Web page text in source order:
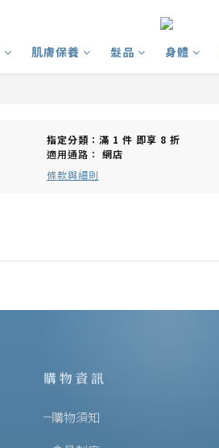
肌膚保養 髮品 身體
指定分類：滿 1 件 即享 8 折
適用通路： 網店
條款與細則
購物資訊
購物須知